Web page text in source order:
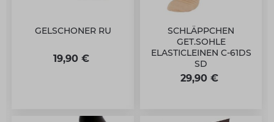
GELSCHONER RU
19,90 €
SCHLÄPPCHEN
GET.SOHLE
ELASTICLEINEN C-61DS
SD
29,90 €